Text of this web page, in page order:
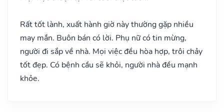
Rất tốt lành, xuất hành giờ này thường gặp nhiều
may mắn. Buôn bán có lời. Phụ nữ có tin mừng,
người đi sắp về nhà. Mọi việc đều hòa hợp, trôi chảy
tốt đẹp. Có bệnh cầu sẽ khỏi, người nhà đều mạnh
khỏe.